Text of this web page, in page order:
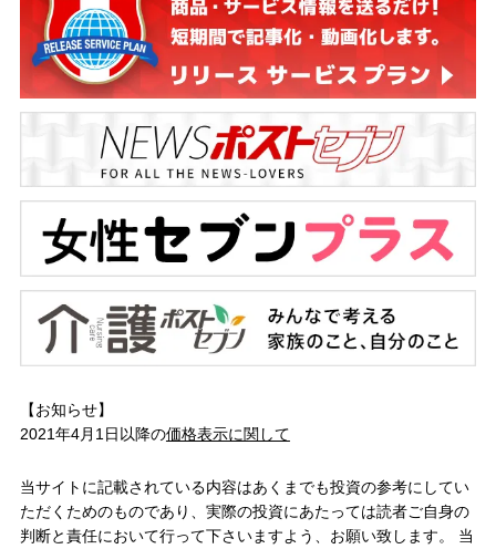
【お知らせ】
2021年4月1日以降の価格表示に関して
当サイトに記載されている内容はあくまでも投資の参考にしてい
ただくためのものであり、実際の投資にあたっては読者ご自身の
判断と責任において行って下さいますよう、お願い致します。 当